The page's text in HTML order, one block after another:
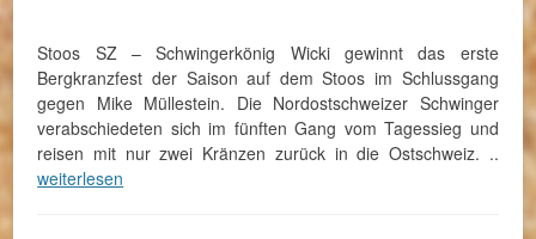
Stoos SZ – Schwingerkönig Wicki gewinnt das erste
Bergkranzfest der Saison auf dem Stoos im Schlussgang
gegen Mike Müllestein. Die Nordostschweizer Schwinger
verabschiedeten sich im fünften Gang vom Tagessieg und
reisen mit nur zwei Kränzen zurück in die Ostschweiz. ..
weiterlesen